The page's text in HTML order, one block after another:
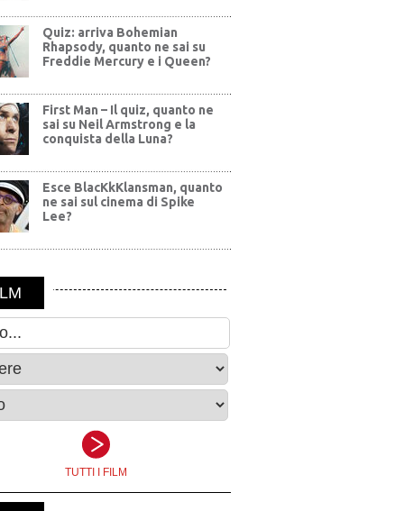
Quiz: arriva Bohemian
Rhapsody, quanto ne sai su
Freddie Mercury e i Queen?
First Man – Il quiz, quanto ne
sai su Neil Armstrong e la
conquista della Luna?
Esce BlacKkKlansman, quanto
ne sai sul cinema di Spike
Lee?